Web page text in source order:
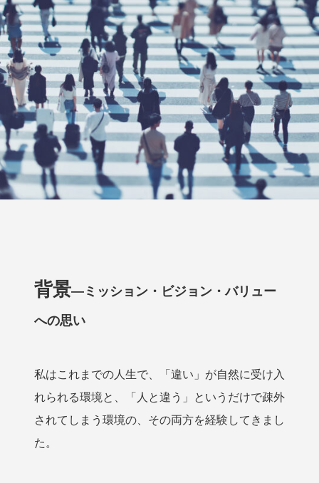
背景—ミッション・ビジョン・バリュー
への思い
私はこれまでの人生で、「違い」が自然に受け入
れられる環境と、「人と違う」というだけで疎外
されてしまう環境の、その両方を経験してきまし
た。